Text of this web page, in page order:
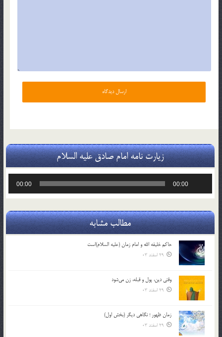
زیارت نامه امام صادق علیه السلام
00:00
00:00
مطالب مشابه
حاکم خليفه الله و امام زمان (علیه السلام)است
29 اسفند 03
وقتی دین، پول و قبله، زن می‌شود
29 اسفند 03
زمان ظهور ؛ نگاهی دیگر (بخش اول)
29 اسفند 03